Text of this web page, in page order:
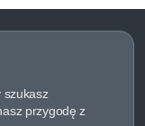
szukasz
przygodę z